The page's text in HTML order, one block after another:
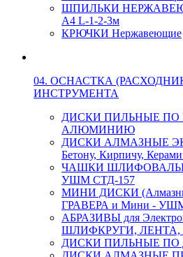
ШПИЛЬКИ
А4 L-1-2-3м
КРЮЧКИ Нержавеющие
04. ОСНАСТКА
ИНСТРУМЕНТА
ДИСКИ ПИЛЬНЫЕ ПО
АЛЮМИНИЮ
ДИСКИ АЛМАЗНЫЕ
Бетону, Кирпичу,
ЧАШКИ
УШМ СТД-157
МИНИ ДИСКИ
ГРАВЕРА и Мини -
АБРАЗИВЫ для
ШЛИФКРУГИ,
ДИСКИ ПИЛЬНЫЕ ПО